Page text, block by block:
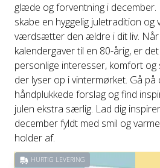
glæde og forventning i december.
skabe en hyggelig juletradition og
værdsætter den ældre i dit liv.
kalendergaver til en 80-årig, er
personlige interesser, komfort og
der lyser op i vintermørket. Gå på
håndplukkede forslag og find
julen ekstra særlig. Lad dig
december fyldt med smil og
holder af.
HURTIG LEVERING